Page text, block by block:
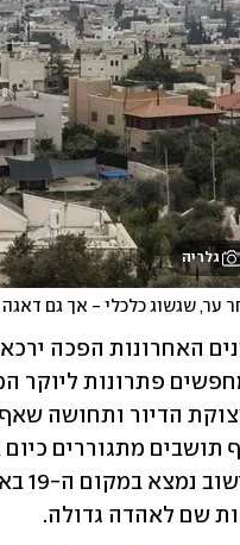
גלריה
ער, שגשוג כלכלי - אך גם דאגה
האחרונות הפכה
שם לאהדה גדולה.